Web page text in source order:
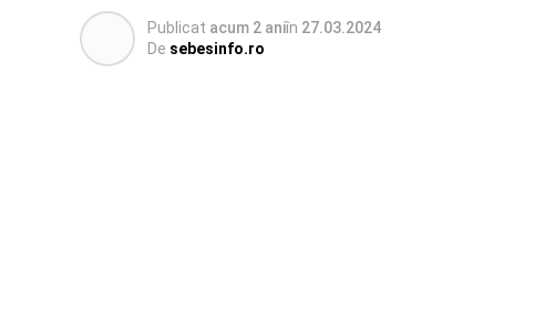
Publicat acum 2 aniîn 27.03.2024
De sebesinfo.ro